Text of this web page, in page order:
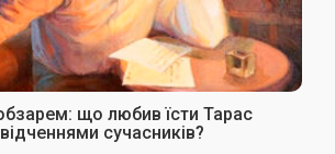
що любив їсти Тарас
сучасників?